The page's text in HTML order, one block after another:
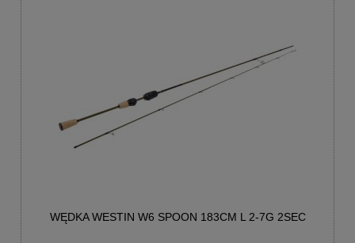
WĘDKA WESTIN W6 SPOON 183CM L 2-7G 2SEC